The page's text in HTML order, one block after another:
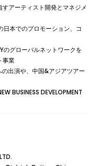
アーティスト開発とマネジメ
日本でのプロモーション、コ
のグローバルネットワークを
事業
出演や、中国&アジアツアー
BUSINESS DEVELOPMENT